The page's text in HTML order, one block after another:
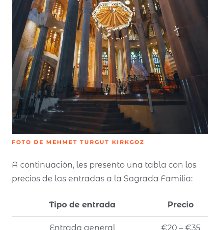
FOTO DE MEHMET TURGUT KIRKGOZ
A continuación, les presento una tabla con los
precios de las entradas a la Sagrada Familia:
Tipo de entrada Precio
Entrada general €20 – €35